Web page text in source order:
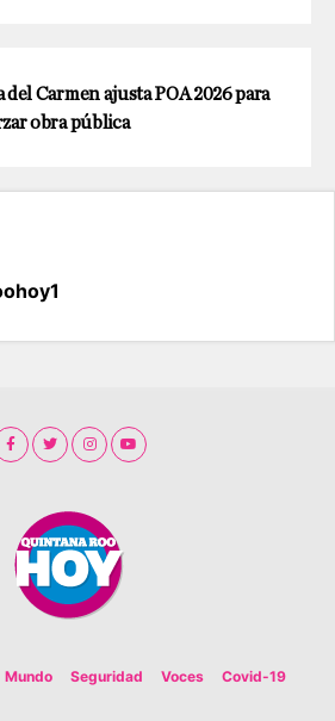
del Carmen ajusta POA 2026 para
obra pública
Mundo Seguridad Voces Covid-19